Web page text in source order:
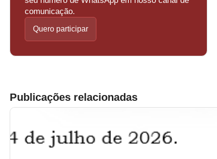
comunicação.
Quero participar
Publicações relacionadas